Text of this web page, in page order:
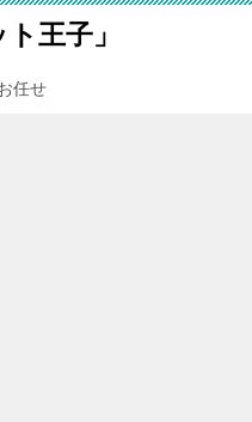
王子」
任せ